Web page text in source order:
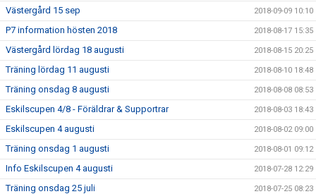
Västergård 15 sep 2018-09-09 10:10
P7 information hösten 2018 2018-08-17 15:35
Västergård lördag 18 augusti 2018-08-15 20:25
Träning lördag 11 augusti 2018-08-10 18:48
Träning onsdag 8 augusti 2018-08-08 08:53
Eskilscupen 4/8 - Föräldrar & Supportrar 2018-08-03 18:43
Eskilscupen 4 augusti 2018-08-02 09:00
Träning onsdag 1 augusti 2018-08-01 09:12
Info Eskilscupen 4 augusti 2018-07-28 12:29
Träning onsdag 25 juli 2018-07-25 08:23